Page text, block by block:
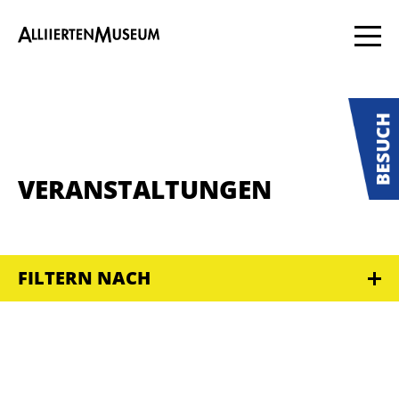
VERANSTALTUNGEN
FILTERN NACH